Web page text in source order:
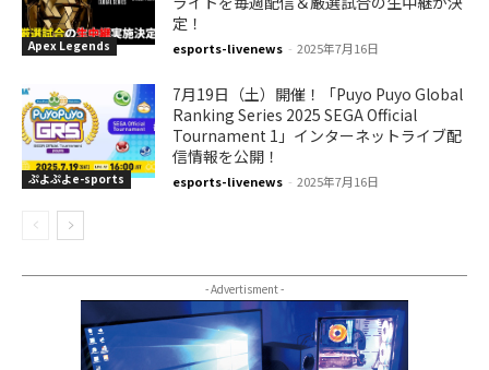
Apex Legends
定！
esports-livenews - 2025年7月16日
ぷよぷよe-sports
7月19日（土）開催！「Puyo Puyo Global
Ranking Series 2025 SEGA Official
Tournament 1」インターネットライブ配
信情報を公開！
esports-livenews - 2025年7月16日
- Advertisment -